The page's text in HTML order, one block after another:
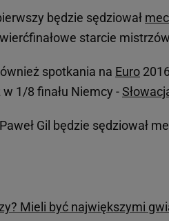
będzie sędziował
starcie
spotkania na Euro
1/8 finału Niemcy -
Gil będzie sędziował
Mieli być największymi